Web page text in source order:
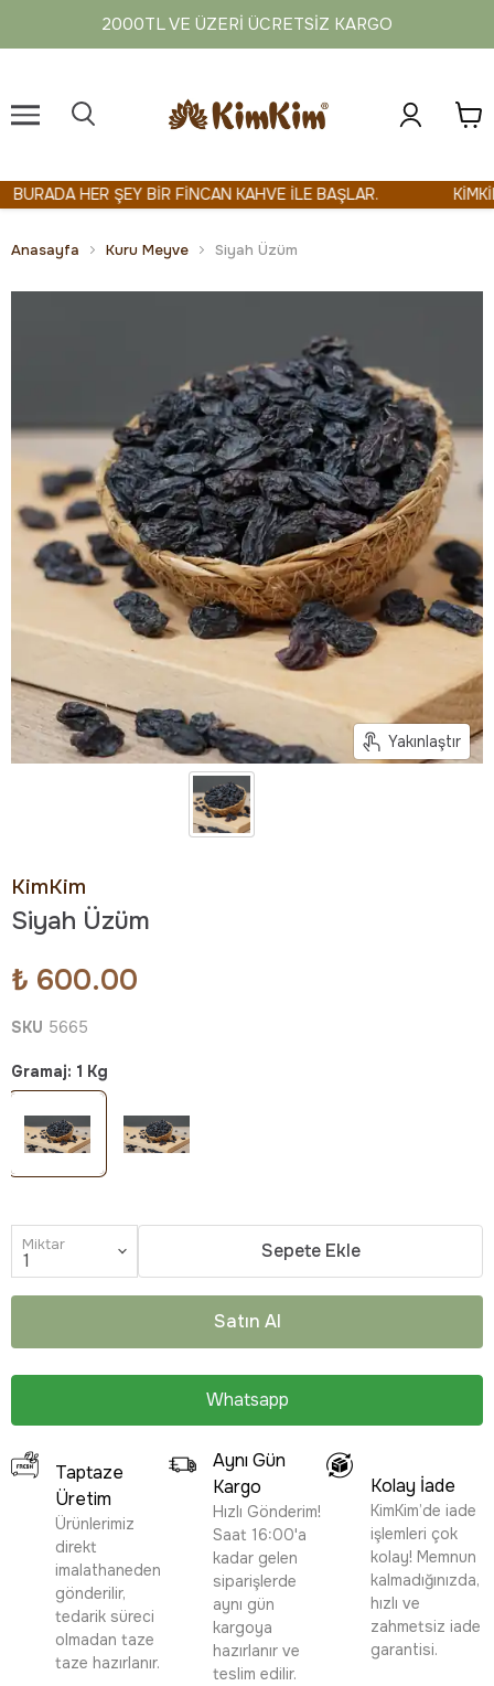
2000TL VE ÜZERI ÜCRETSIZ KARGO
HER ŞEY BİR FİNCAN KAHVE İLE BAŞLAR. KİMKİM
Anasayfa Kuru Meyve Siyah Üzüm
Yakınlaştır
KimKim
Siyah Üzüm
₺ 600.00
SKU 5665
Gramaj: 1 Kg
Miktar Sepete Ekle
Satın Al
Whatsapp
Taptaze
Üretim
Ürünlerimiz
direkt
imalathaneden
gönderilir,
tedarik süreci
olmadan taze
taze hazırlanır.
Aynı Gün
Kargo
Hızlı Gönderim!
Saat 16:00'a
kadar gelen
siparişlerde
aynı gün
kargoya
hazırlanır ve
teslim edilir.
Kolay İade
KimKim’de iade
işlemleri çok
kolay! Memnun
kalmadığınızda,
hızlı ve
zahmetsiz iade
garantisi.